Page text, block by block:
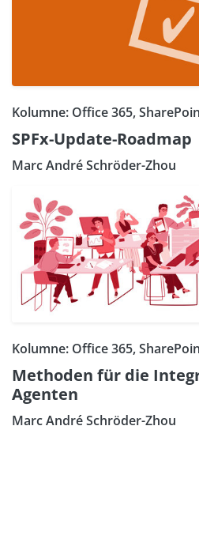
Kolumne: Office 365,
SPFx-Update-Roadmap
Marc André Schröder-Zhou
Kolumne: Office 365,
Methoden für die
Agenten
Marc André Schröder-Zhou